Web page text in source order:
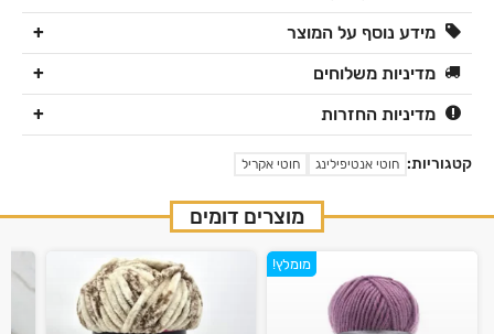
מידע נוסף על המוצר
מדיניות משלוחים
מדיניות החזרות
קטגוריות: חוטי אנטיפילינג חוטי אקריל
מוצרים דומים
מומלץ!